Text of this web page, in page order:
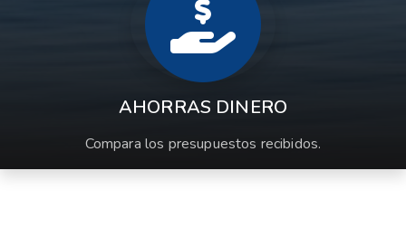
AHORRAS DINERO
Compara los presupuestos recibidos.